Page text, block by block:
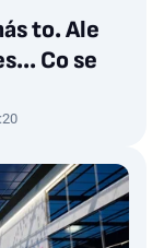
to. Ale
Co se